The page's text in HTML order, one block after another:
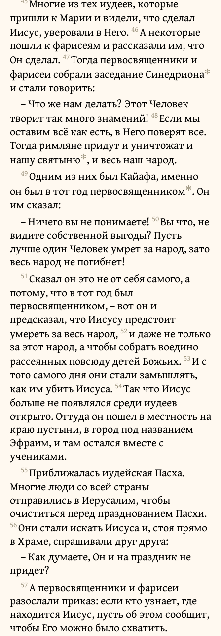
Многие из тех иудеев, которые
пришли к Марии и видели, что сделал
Иисус, уверовали в Него. 46А некоторые
пошли к фарисеям и рассказали им, что
Он сделал. 47Тогда первосвященники и
фарисеи собрали заседание Синедриона✻
и стали говорить:
– Что же нам делать? Этот Человек
творит так много знамений! 48Если мы
оставим всё как есть, в Него поверят все.
Тогда римляне придут и уничтожат и
нашу святыню✻, и весь наш народ.
49Одним из них был Кайафа, именно
он был в тот год первосвященником✻. Он
им сказал:
– Ничего вы не понимаете! 50Вы что, не
видите собственной выгоды? Пусть
лучше один Человек умрет за народ, зато
весь народ не погибнет!
51Сказал он это не от себя самого, а
потому, что в тот год был
первосвященником, – вот он и
предсказал, что Иисусу предстоит
умереть за весь народ, 52и даже не только
за этот народ, а чтобы собрать воедино
рассеянных повсюду детей Божьих. 53И с
того самого дня они стали замышлять,
как им убить Иисуса. 54Так что Иисус
больше не появлялся среди иудеев
открыто. Оттуда он пошел в местность на
краю пустыни, в город под названием
Эфраим, и там остался вместе с
учениками.
55Приближалась иудейская Пасха.
Многие люди со всей страны
отправились в Иерусалим, чтобы
очиститься перед празднованием Пасхи.
56Они стали искать Иисуса и, стоя прямо
в Храме, спрашивали друг друга:
– Как думаете, Он и на праздник не
придет?
57А первосвященники и фарисеи
разослали приказ: если кто узнает, где
находится Иисус, пусть об этом сообщит,
чтобы Его можно было схватить.